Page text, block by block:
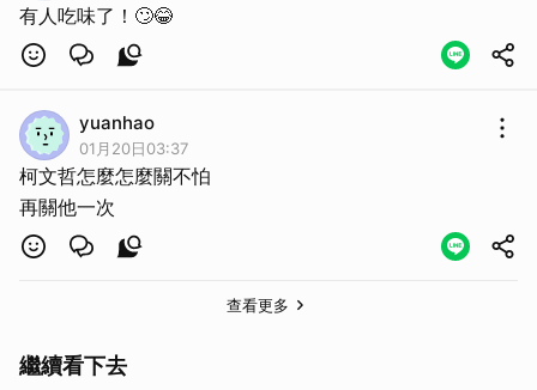
有人吃味了！🙄️😂
yuanhao
01月20日03:37
柯文哲怎麼怎麼關不怕
再關他一次
查看更多
繼續看下去